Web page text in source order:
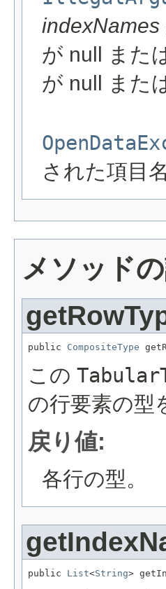
indexNames
が null また
が null また
された項目
メソッド
public CompositeType
この
の行要素の型
戻り値:
各行の型。
public List<String>